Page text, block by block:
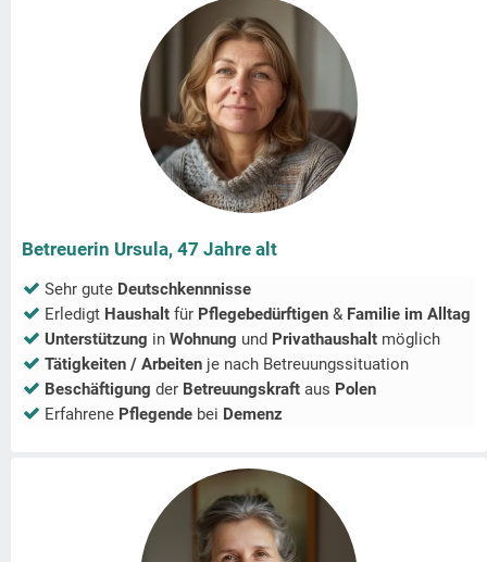
Betreuerin Ursula, 47 Jahre alt
Sehr gute Deutschkennnisse
Erledigt Haushalt für Pflegebedürftigen & Familie im Alltag
Unterstützung in Wohnung und Privathaushalt möglich
Tätigkeiten / Arbeiten je nach Betreuungssituation
Beschäftigung der Betreuungskraft aus Polen
Erfahrene Pflegende bei Demenz